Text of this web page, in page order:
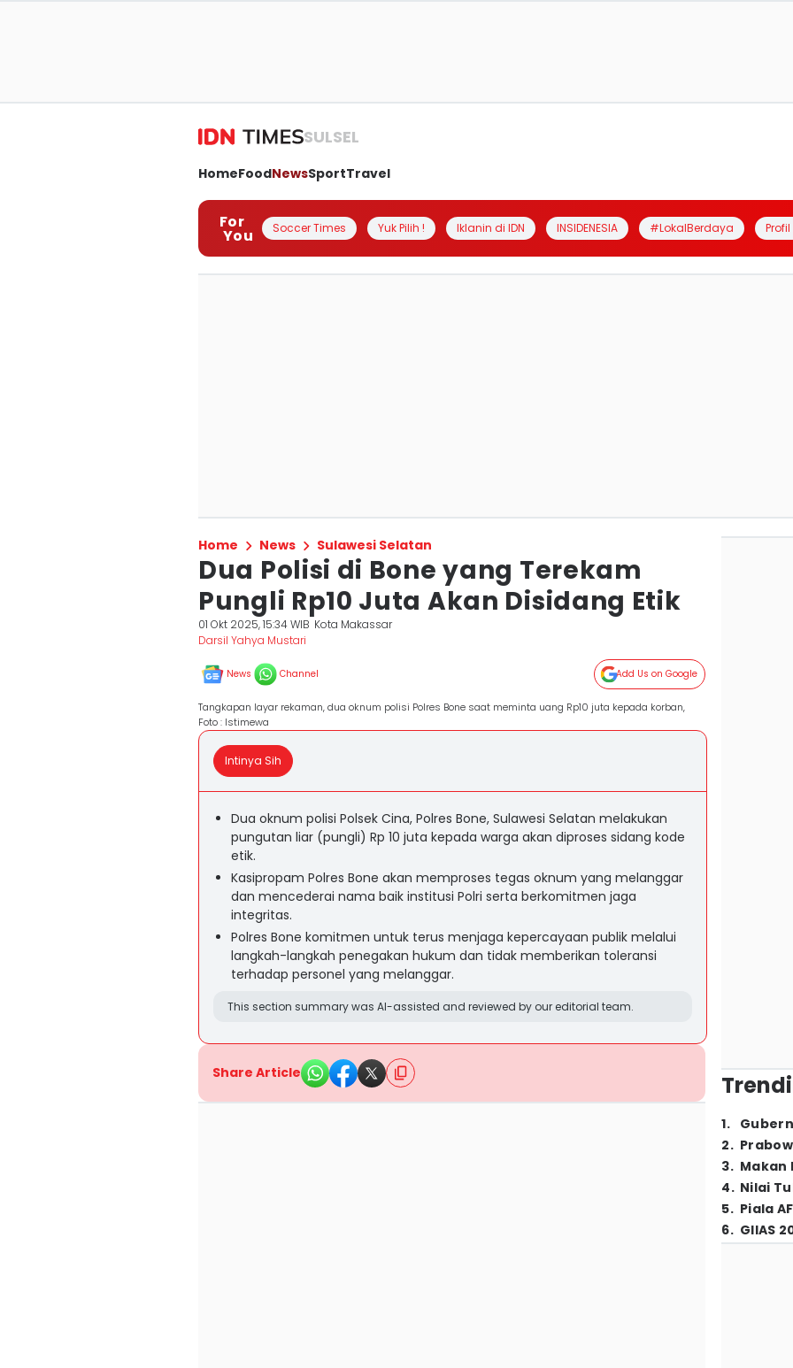
SULSEL
HomeFoodNewsSportTravel
For
You Soccer Times Yuk Pilih ! Iklanin di IDN INSIDENESIA #LokalBerdaya
Home News Sulawesi Selatan
Dua Polisi di Bone yang Terekam
Pungli Rp10 Juta Akan Disidang Etik
01 Okt 2025, 15:34 WIB Kota Makassar
Darsil Yahya Mustari
News Channel Add Us on Google
Tangkapan layar rekaman, dua oknum polisi Polres Bone saat meminta uang Rp10 juta kepada korban,
Foto : Istimewa
Intinya Sih
Dua oknum polisi Polsek Cina, Polres Bone, Sulawesi Selatan melakukan
pungutan liar (pungli) Rp 10 juta kepada warga akan diproses sidang kode
etik.
Kasipropam Polres Bone akan memproses tegas oknum yang melanggar
dan mencederai nama baik institusi Polri serta berkomitmen jaga
integritas.
Polres Bone komitmen untuk terus menjaga kepercayaan publik melalui
langkah-langkah penegakan hukum dan tidak memberikan toleransi
terhadap personel yang melanggar.
This section summary was AI-assisted and reviewed by our editorial team.
Share Article
1.
2.
3. Makan
4. Nilai
5. Piala
6. GIIAS